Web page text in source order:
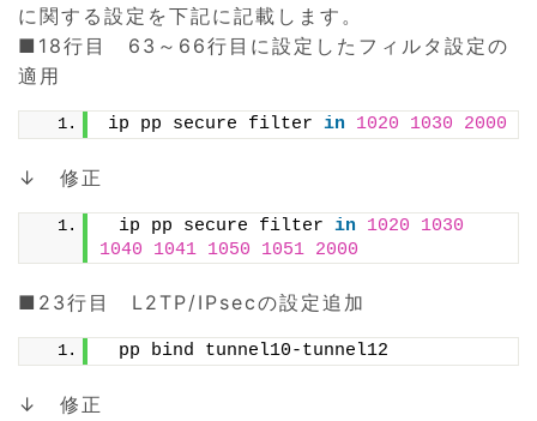
に関する設定を下記に記載します。
■18行目 63～66行目に設定したフィルタ設定の
適用
ip pp secure filter in 1020 1030 2000
↓ 修正
ip pp secure filter in 1020
1030
1040
1041 1050 1051 2000
■23行目 L2TP/IPsecの設定追加
pp bind tunnel10-tunnel12
↓ 修正